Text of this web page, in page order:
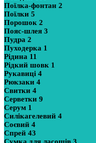
Поїлка-фонтан 2
Поїлки 5
Порошок 2
Пояс-шлея 3
Пудра 2
Пуходерка 1
Рідина 11
Рідкий шовк 1
Рукавиці 4
Рюкзаки 4
Свитки 4
Серветки 9
Серум 1
Силікагелевий 4
Соєвий 4
Спрей 43